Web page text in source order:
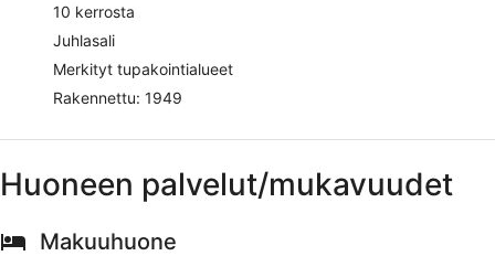
10 kerrosta
Juhlasali
Merkityt tupakointialueet
Rakennettu: 1949
Huoneen palvelut/mukavuudet
Makuuhuone